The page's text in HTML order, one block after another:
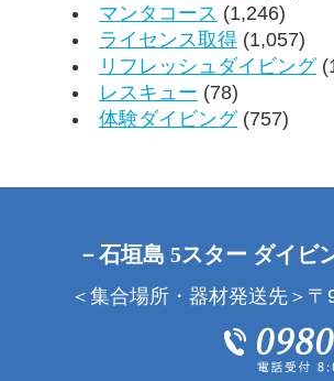
マンタコース (1,246)
ライセンス取得 (1,057)
リフレッシュダイビング
レスキュー (78)
体験ダイビング(757)
－石垣島 5スター ダイビ
＜集合場所・器材発送先＞